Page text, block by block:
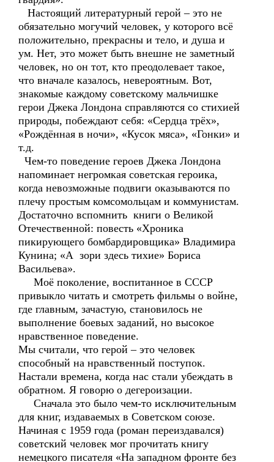
Настоящий литературный герой – это не
обязательно могучий человек, у которого всё
положительно, прекрасны и тело, и душа и
ум. Нет, это может быть внешне не заметный
человек, но он тот, кто преодолевает такое,
что вначале казалось, невероятным. Вот,
знакомые каждому советскому мальчишке
герои Джека Лондона справляются со стихией
природы, побеждают себя: «Сердца трёх»,
«Рождённая в ночи», «Кусок мяса», «Гонки» и
т.д.
Чем-то поведение героев Джека Лондона
напоминает негромкая советская героика,
когда невозможные подвиги оказываются по
плечу простым комсомольцам и коммунистам.
Достаточно вспомнить книги о Великой
Отечественной: повесть «Хроника
пикирующего бомбардировщика» Владимира
Кунина; «А зори здесь тихие» Бориса
Васильева».
Моё поколение, воспитанное в СССР
привыкло читать и смотреть фильмы о войне,
где главным, зачастую, становилось не
выполнение боевых заданий, но высокое
нравственное поведение.
Мы считали, что герой – это человек
способный на нравственный поступок.
Настали времена, когда нас стали убеждать в
обратном. Я говорю о дегероизации.
Сначала это было чем-то исключительным
для книг, издаваемых в Советском союзе.
Начиная с 1959 года (роман переиздавался)
советский человек мог прочитать книгу
немецкого писателя «На западном фронте без